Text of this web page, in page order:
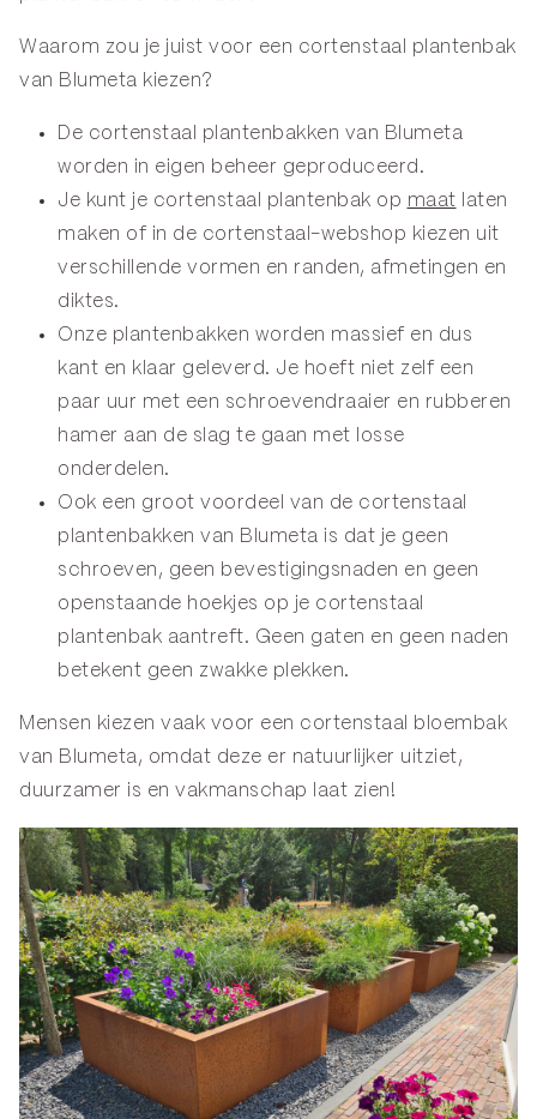
Waarom zou je juist voor een cortenstaal plantenbak
van Blumeta kiezen?
De cortenstaal plantenbakken van Blumeta
worden in eigen beheer geproduceerd.
Je kunt je cortenstaal plantenbak op maat laten
maken of in de cortenstaal-webshop kiezen uit
verschillende vormen en randen, afmetingen en
diktes.
Onze plantenbakken worden massief en dus
kant en klaar geleverd. Je hoeft niet zelf een
paar uur met een schroevendraaier en rubberen
hamer aan de slag te gaan met losse
onderdelen.
Ook een groot voordeel van de cortenstaal
plantenbakken van Blumeta is dat je geen
schroeven, geen bevestigingsnaden en geen
openstaande hoekjes op je cortenstaal
plantenbak aantreft. Geen gaten en geen naden
betekent geen zwakke plekken.
Mensen kiezen vaak voor een cortenstaal bloembak
van Blumeta, omdat deze er natuurlijker uitziet,
duurzamer is en vakmanschap laat zien!